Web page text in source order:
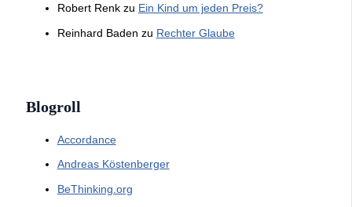
Robert Renkzu Ein Kind um jeden Preis?
Reinhard Baden zu Rechter Glaube
Blogroll
Accordance
Andreas Köstenberger
BeThinking.org